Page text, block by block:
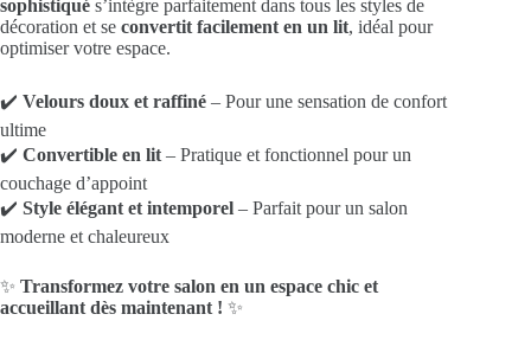
sophistiqué s’intègre parfaitement dans tous les styles de
décoration et se convertit facilement en un lit, idéal pour
optimiser votre espace.
✔️ Velours doux et raffiné – Pour une sensation de confort
ultime
✔️ Convertible en lit – Pratique et fonctionnel pour un
couchage d’appoint
✔️ Style élégant et intemporel – Parfait pour un salon
moderne et chaleureux
✨ Transformez votre salon en un espace chic et
accueillant dès maintenant ! ✨